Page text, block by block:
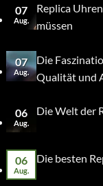
07
Aug.
Replica
müssen
07
Aug.
Die
Qualität und
06
Aug.
Die Welt der
06
Aug.
Die besten